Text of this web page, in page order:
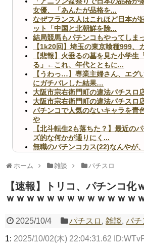
女優、「あんたが品格を...
なぜフランス人はこれほど日本が
ット「中国と北朝鮮を除...
結局競馬もパチンコもやってしま
【1k20回】埼玉の東京喰種999
【悲報】火垂るの墓を見た小学生
る」←これ、年代とともに...
【うわっ…】専業主婦さん、エグ
にガチバレした結果…
大阪市宗右衛門町の違法パチスロ
大阪市宗右衛門町の違法パチスロ
パチンコで人気のないキャラを青
や
【北斗転生2も落ちた？】最近の
ズ的な何かが通りにく...
無職のパチンコカス(22)なんやが
AngelBeats!とかいうクソアニメ
Powered by livedoor 相互RSS
ホーム 雑談 パチスロ
【速報】トリコ、パチンコ化
ｗｗｗｗｗｗｗｗｗｗｗｗｗ
2025/10/4 パチスロ ,雑談,パチ
1: 2025/10/02(木) 22:04:31.62